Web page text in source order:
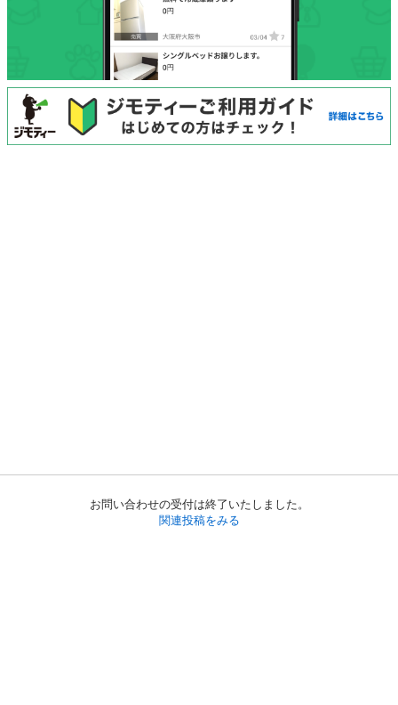
お問い合わせの受付は終了いたしました。
関連投稿をみる